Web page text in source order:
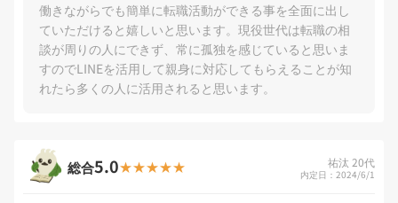
働きながらでも簡単に転職活動ができる事を全面に出し
ていただけると嬉しいと思います。現役世代は転職の相
談が周りの人にできず、常に孤独を感じていると思いま
すのでLINEを活用して親身に対応してもらえることが知
れたら多くの人に活用されると思います。
総合5.0 祐汰 20代
内定日：2024/6/1